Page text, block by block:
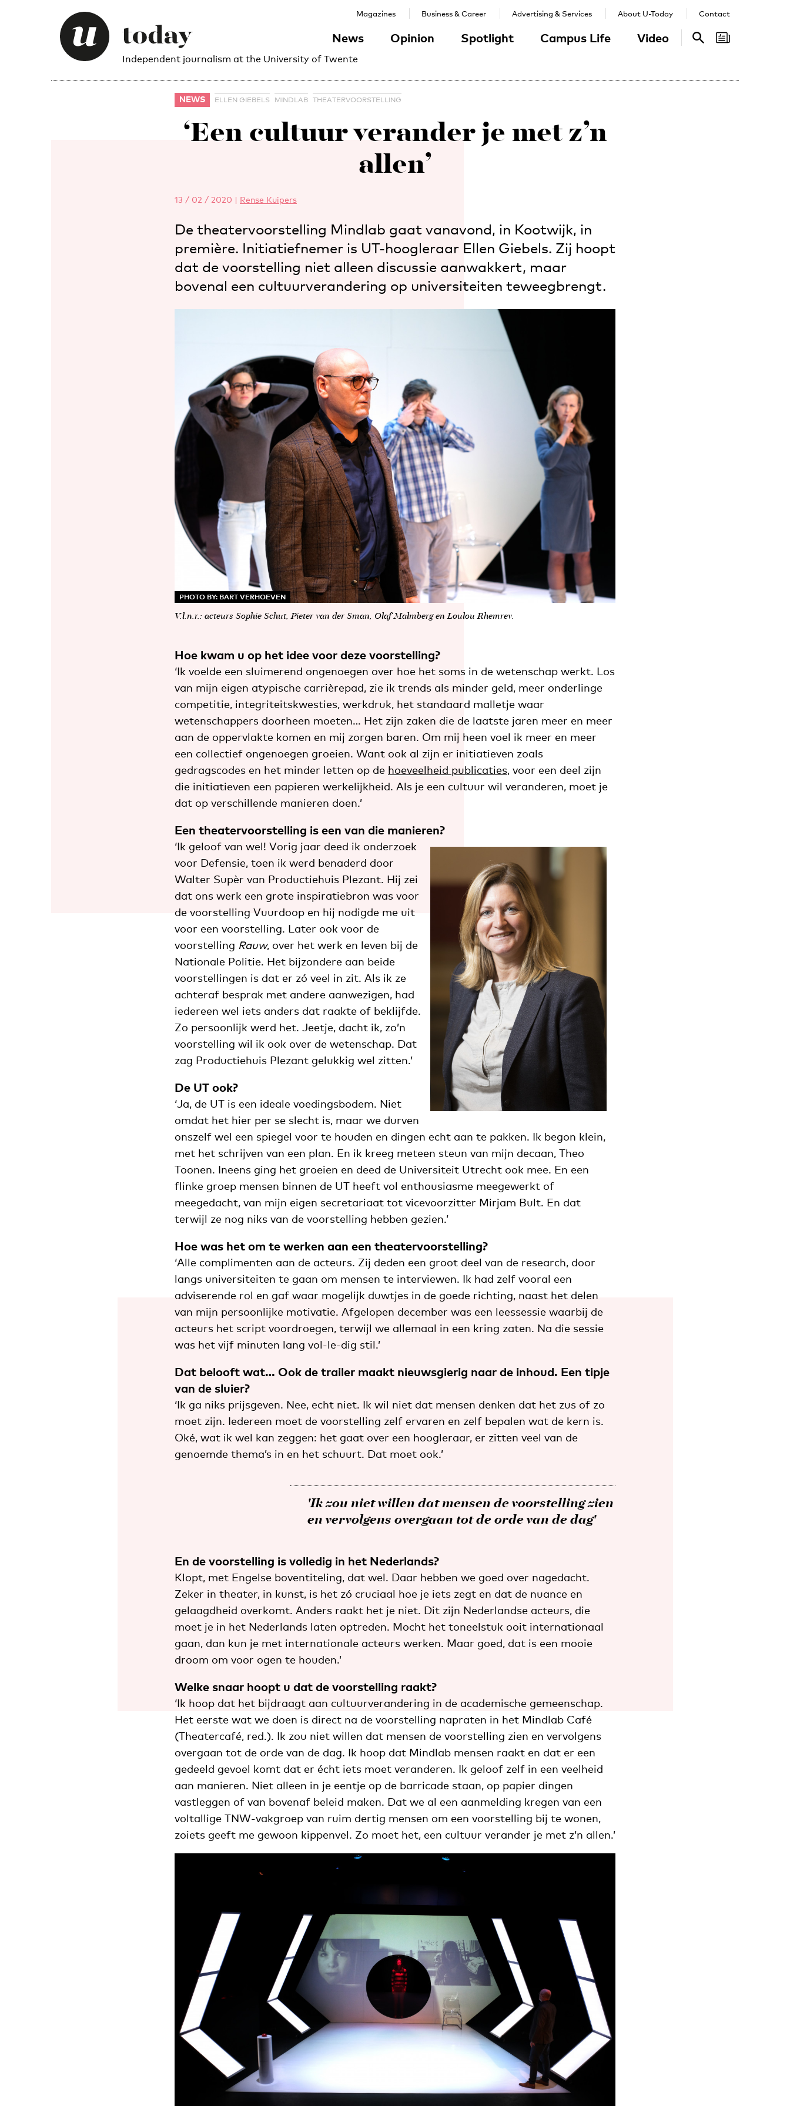
Independent journalism at the University of Twente
News Opinion Spotlight Campus Life Video
Magazines Business & Career Advertising & Services About U-Today Contact
Search
NEWS ELLEN GIEBELS MINDLAB THEATERVOORSTELLING
‘Een cultuur verander je met z’n
allen’
13 / 02 / 2020 | Rense Kuipers
De theatervoorstelling Mindlab gaat vanavond, in Kootwijk, in
première. Initiatiefnemer is UT-hoogleraar Ellen Giebels. Zij hoopt
dat de voorstelling niet alleen discussie aanwakkert, maar
bovenal een cultuurverandering op universiteiten teweegbrengt.
PHOTO BY: BART VERHOEVEN
V.l.n.r.: acteurs Sophie Schut, Pieter van der Sman, Olaf Malmberg en Loulou Rhemrev.
Hoe kwam u op het idee voor deze voorstelling?
‘Ik voelde een sluimerend ongenoegen over hoe het soms in de wetenschap werkt. Los
van mijn eigen atypische carrièrepad, zie ik trends als minder geld, meer onderlinge
competitie, integriteitskwesties, werkdruk, het standaard malletje waar
wetenschappers doorheen moeten… Het zijn zaken die de laatste jaren meer en meer
aan de oppervlakte komen en mij zorgen baren. Om mij heen voel ik meer en meer
een collectief ongenoegen groeien. Want ook al zijn er initiatieven zoals
gedragscodes en het minder letten op de hoeveelheid publicaties, voor een deel zijn
die initiatieven een papieren werkelijkheid. Als je een cultuur wil veranderen, moet je
dat op verschillende manieren doen.’
Een theatervoorstelling is een van die manieren?
‘Ik geloof van wel! Vorig jaar deed ik onderzoek
voor Defensie, toen ik werd benaderd door
Walter Supèr van Productiehuis Plezant. Hij zei
dat ons werk een grote inspiratiebron was voor
de voorstelling Vuurdoop en hij nodigde me uit
voor een voorstelling. Later ook voor de
voorstelling Rauw, over het werk en leven bij de
Nationale Politie. Het bijzondere aan beide
voorstellingen is dat er zó veel in zit. Als ik ze
achteraf besprak met andere aanwezigen, had
iedereen wel iets anders dat raakte of beklijfde.
Zo persoonlijk werd het. Jeetje, dacht ik, zo’n
voorstelling wil ik ook over de wetenschap. Dat
zag Productiehuis Plezant gelukkig wel zitten.’
De UT ook?
‘Ja, de UT is een ideale voedingsbodem. Niet
omdat het hier per se slecht is, maar we durven
onszelf wel een spiegel voor te houden en dingen echt aan te pakken. Ik begon klein,
met het schrijven van een plan. En ik kreeg meteen steun van mijn decaan, Theo
Toonen. Ineens ging het groeien en deed de Universiteit Utrecht ook mee. En een
flinke groep mensen binnen de UT heeft vol enthousiasme meegewerkt of
meegedacht, van mijn eigen secretariaat tot vicevoorzitter Mirjam Bult. En dat
terwijl ze nog niks van de voorstelling hebben gezien.’
Hoe was het om te werken aan een theatervoorstelling?
‘Alle complimenten aan de acteurs. Zij deden een groot deel van de research, door
langs universiteiten te gaan om mensen te interviewen. Ik had zelf vooral een
adviserende rol en gaf waar mogelijk duwtjes in de goede richting, naast het delen
van mijn persoonlijke motivatie. Afgelopen december was een leessessie waarbij de
acteurs het script voordroegen, terwijl we allemaal in een kring zaten. Na die sessie
was het vijf minuten lang vol-le-dig stil.’
Dat belooft wat… Ook de trailer maakt nieuwsgierig naar de inhoud. Een tipje
van de sluier?
‘Ik ga niks prijsgeven. Nee, echt niet. Ik wil niet dat mensen denken dat het zus of zo
moet zijn. Iedereen moet de voorstelling zelf ervaren en zelf bepalen wat de kern is.
Oké, wat ik wel kan zeggen: het gaat over een hoogleraar, er zitten veel van de
genoemde thema’s in en het schuurt. Dat moet ook.’
'Ik zou niet willen dat mensen de voorstelling zien
en vervolgens overgaan tot de orde van de dag'
En de voorstelling is volledig in het Nederlands?
Klopt, met Engelse boventiteling, dat wel. Daar hebben we goed over nagedacht.
Zeker in theater, in kunst, is het zó cruciaal hoe je iets zegt en dat de nuance en
gelaagdheid overkomt. Anders raakt het je niet. Dit zijn Nederlandse acteurs, die
moet je in het Nederlands laten optreden. Mocht het toneelstuk ooit internationaal
gaan, dan kun je met internationale acteurs werken. Maar goed, dat is een mooie
droom om voor ogen te houden.’
Welke snaar hoopt u dat de voorstelling raakt?
‘Ik hoop dat het bijdraagt aan cultuurverandering in de academische gemeenschap.
Het eerste wat we doen is direct na de voorstelling napraten in het Mindlab Café
(Theatercafé, red.). Ik zou niet willen dat mensen de voorstelling zien en vervolgens
overgaan tot de orde van de dag. Ik hoop dat Mindlab mensen raakt en dat er een
gedeeld gevoel komt dat er écht iets moet veranderen. Ik geloof zelf in een veelheid
aan manieren. Niet alleen in je eentje op de barricade staan, op papier dingen
vastleggen of van bovenaf beleid maken. Dat we al een aanmelding kregen van een
voltallige TNW-vakgroep van ruim dertig mensen om een voorstelling bij te wonen,
zoiets geeft me gewoon kippenvel. Zo moet het, een cultuur verander je met z’n allen.’